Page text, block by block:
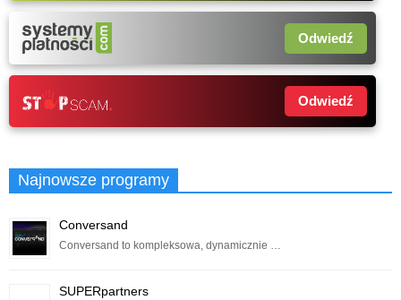
Odwiedź
Odwiedź
Najnowsze programy
Conversand
Conversand to kompleksowa, dynamicznie …
SUPERpartners